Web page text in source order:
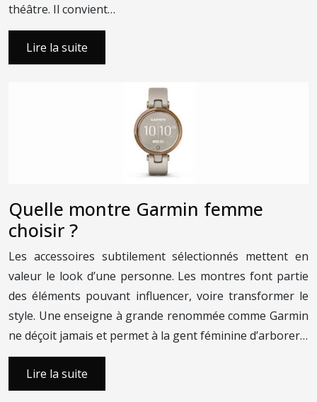
théâtre. Il convient…
Lire la suite
Quelle montre Garmin femme
choisir ?
Les accessoires subtilement sélectionnés mettent en
valeur le look d’une personne. Les montres font partie
des éléments pouvant influencer, voire transformer le
style. Une enseigne à grande renommée comme Garmin
ne déçoit jamais et permet à la gent féminine d’arborer…
Lire la suite